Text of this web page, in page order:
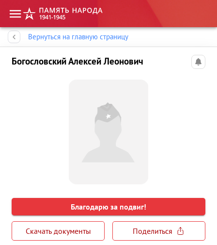
Вернуться на главную страницу
Богословский Алексей Леонович
Благодарю за подвиг!
Скачать документы
Поделиться
Память народа